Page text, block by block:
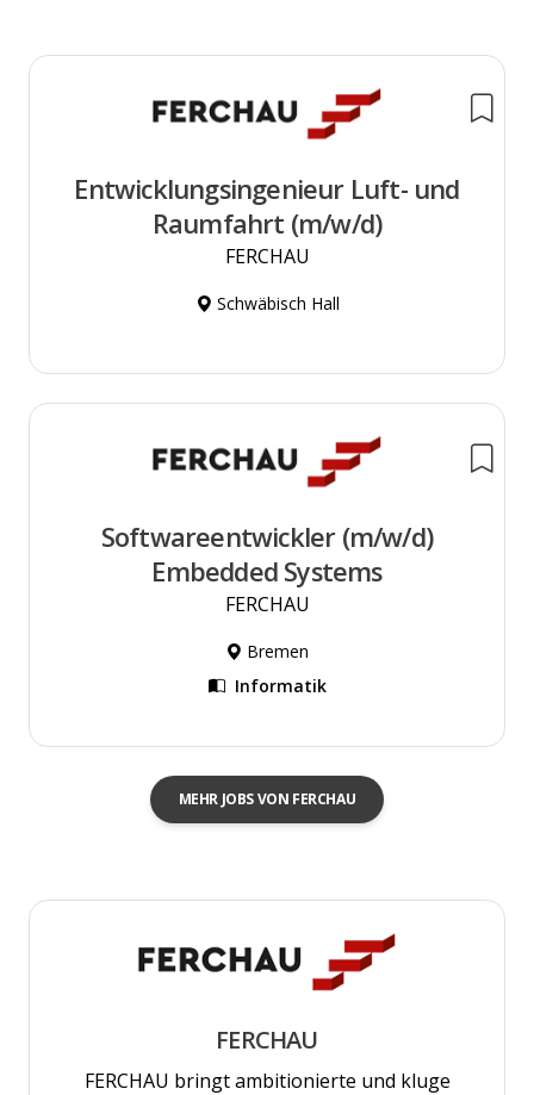
Entwicklungsingenieur Luft- und
Raumfahrt (m/w/d)
FERCHAU
Schwäbisch Hall
Softwareentwickler (m/w/d)
Embedded Systems
FERCHAU
Bremen
Informatik
MEHR JOBS VON FERCHAU
FERCHAU
FERCHAU bringt ambitionierte und kluge